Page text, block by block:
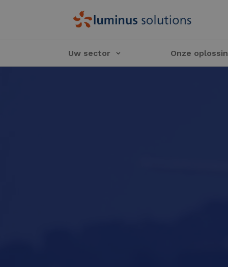
Uw sector Onze